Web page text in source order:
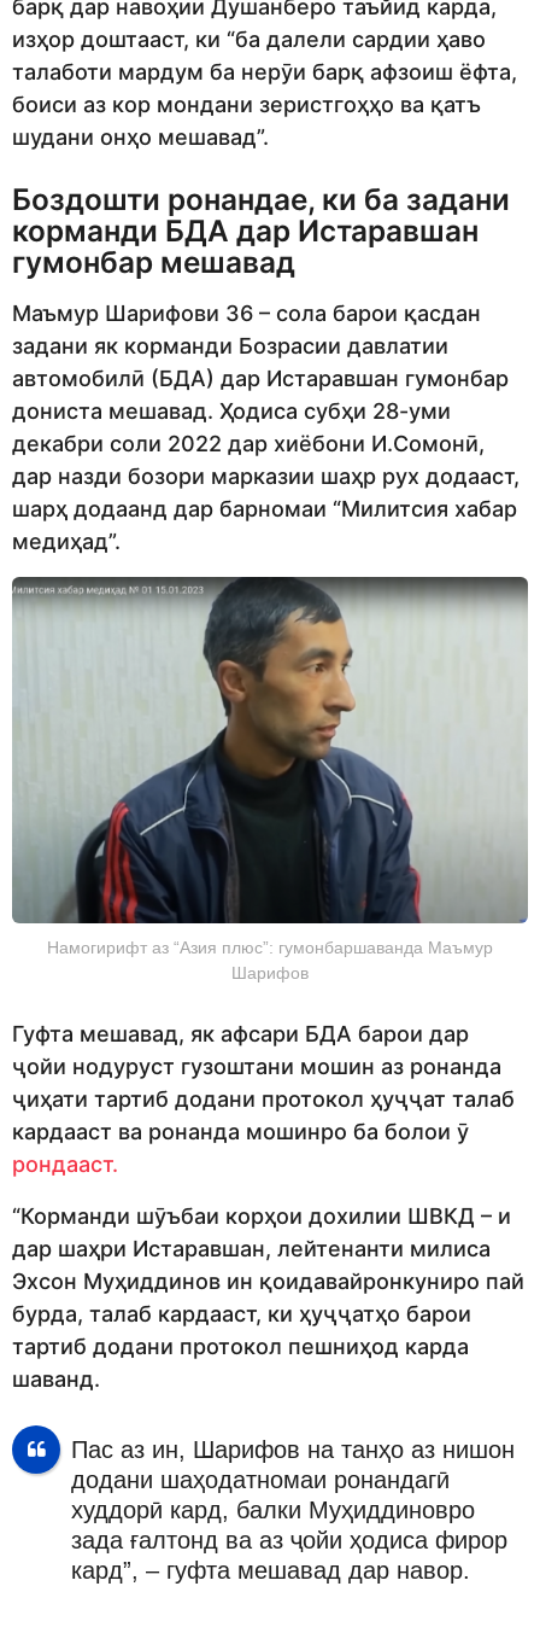
барқ ​​дар навоҳии Душанберо таъйид карда,
изҳор доштааст, ки “ба далели сардии ҳаво
талаботи мардум ба нерӯи барқ ​​афзоиш ёфта,
боиси аз кор мондани зеристгоҳҳо ва қатъ
шудани онҳо мешавад”.
Боздошти ронандае, ки ба задани
корманди БДА дар Истаравшан
гумонбар мешавад
Маъмур Шарифови 36 – сола барои қасдан
задани як корманди Бозрасии давлатии
автомобилӣ (БДА) дар Истаравшан гумонбар
дониста мешавад. Ҳодиса субҳи 28-уми
декабри соли 2022 дар хиёбони И.Сомонӣ,
дар назди бозори марказии шаҳр рух додааст,
шарҳ додаанд дар барномаи “Милитсия хабар
медиҳад”.
Намогирифт аз “Азия плюс”: гумонбаршаванда Маъмур
Шарифов
Гуфта мешавад, як афсари БДА барои дар
ҷойи нодуруст гузоштани мошин аз ронанда
ҷиҳати тартиб додани протокол ҳуҷҷат талаб
кардааст ва ронанда мошинро ба болои ӯ
рондааст.
“Корманди шӯъбаи корҳои дохилии ШВКД – и
дар шаҳри Истаравшан, лейтенанти милиса
Эхсон Муҳиддинов ин қоидавайронкуниро пай
бурда, талаб кардааст, ки ҳуҷҷатҳо барои
тартиб додани протокол пешниҳод карда
шаванд.
Пас аз ин, Шарифов на танҳо аз нишон
додани шаҳодатномаи ронандагӣ
худдорӣ кард, балки Муҳиддиновро
зада ғалтонд ва аз ҷойи ҳодиса фирор
кард”, – гуфта мешавад дар навор.